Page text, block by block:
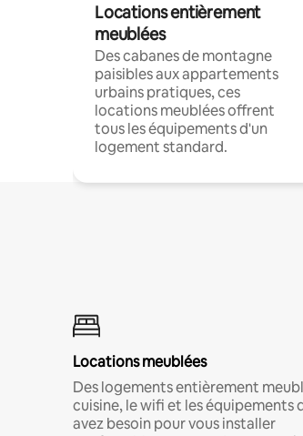
Locations entièrement
meublées
Des cabanes de montagne
paisibles aux appartements
urbains pratiques, ces
locations meublées offrent
tous les équipements d'un
logement standard.
Locations meublées
Des logements entièrement
cuisine, le wifi et les équipements
avez besoin pour vous installer